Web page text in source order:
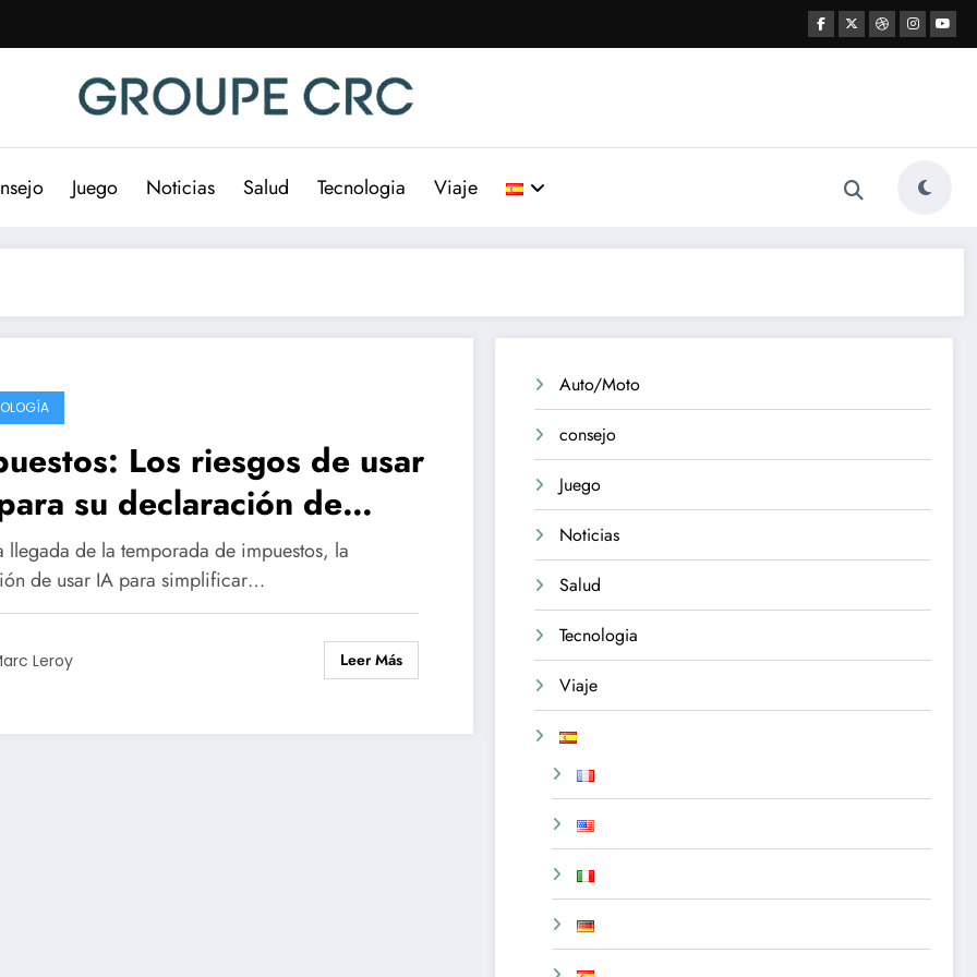
Juego Noticias Salud Tecnologia Viaje
Los riesgos de usar
su declaración de
llegada de la temporada de impuestos, la
de usar IA para simplificar…
Leroy Leer Más
Auto/Moto
consejo
Juego
Noticias
Salud
Tecnologia
Viaje